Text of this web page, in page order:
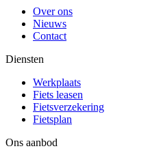
Over ons
Nieuws
Contact
Diensten
Werkplaats
Fiets leasen
Fietsverzekering
Fietsplan
Ons aanbod